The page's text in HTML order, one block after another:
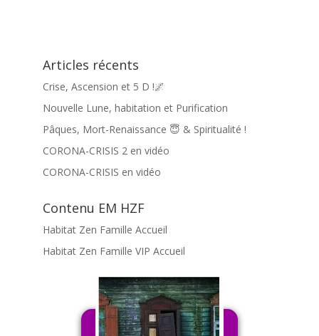
Articles récents
Crise, Ascension et 5 D !🌌
Nouvelle Lune, habitation et Purification
Pâques, Mort-Renaissance 😇 & Spiritualité !
CORONA-CRISIS 2 en vidéo
CORONA-CRISIS en vidéo
Contenu EM HZF
Habitat Zen Famille Accueil
Habitat Zen Famille VIP Accueil